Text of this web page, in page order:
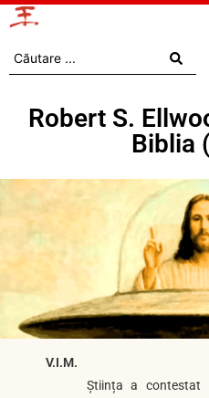
Robert S.
Biblia
V.I.M.
Știința a contestat